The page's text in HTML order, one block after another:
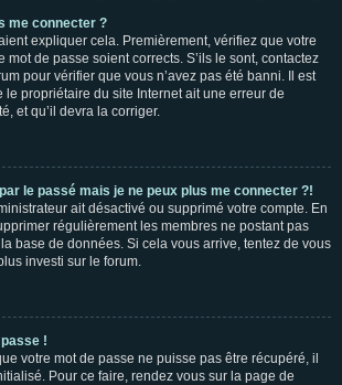
me connecter ?
expliquer cela. Premièrement, vérifiez que votre
mot de passe soient corrects. S’ils le sont, contactez
pour vérifier que vous n’avez pas été banni. Il est
propriétaire du site Internet ait une erreur de
et qu’il devra la corriger.
le passé mais je ne peux plus me connecter ?!
ait désactivé ou supprimé votre compte. En
régulièrement les membres ne postant pas
base de données. Si cela vous arrive, tentez de vous
investi sur le forum.
!
votre mot de passe ne puisse pas être récupéré, il
Pour ce faire, rendez vous sur la page de